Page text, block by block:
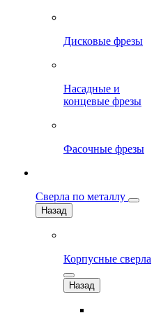
Дисковые фрезы
Насадные и
концевые фрезы
Фасочные фрезы
Сверла по металлу
Назад
Корпусные сверла
Назад